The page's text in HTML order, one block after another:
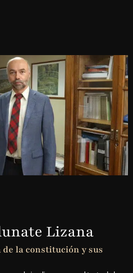
Lizana
la constitución y sus